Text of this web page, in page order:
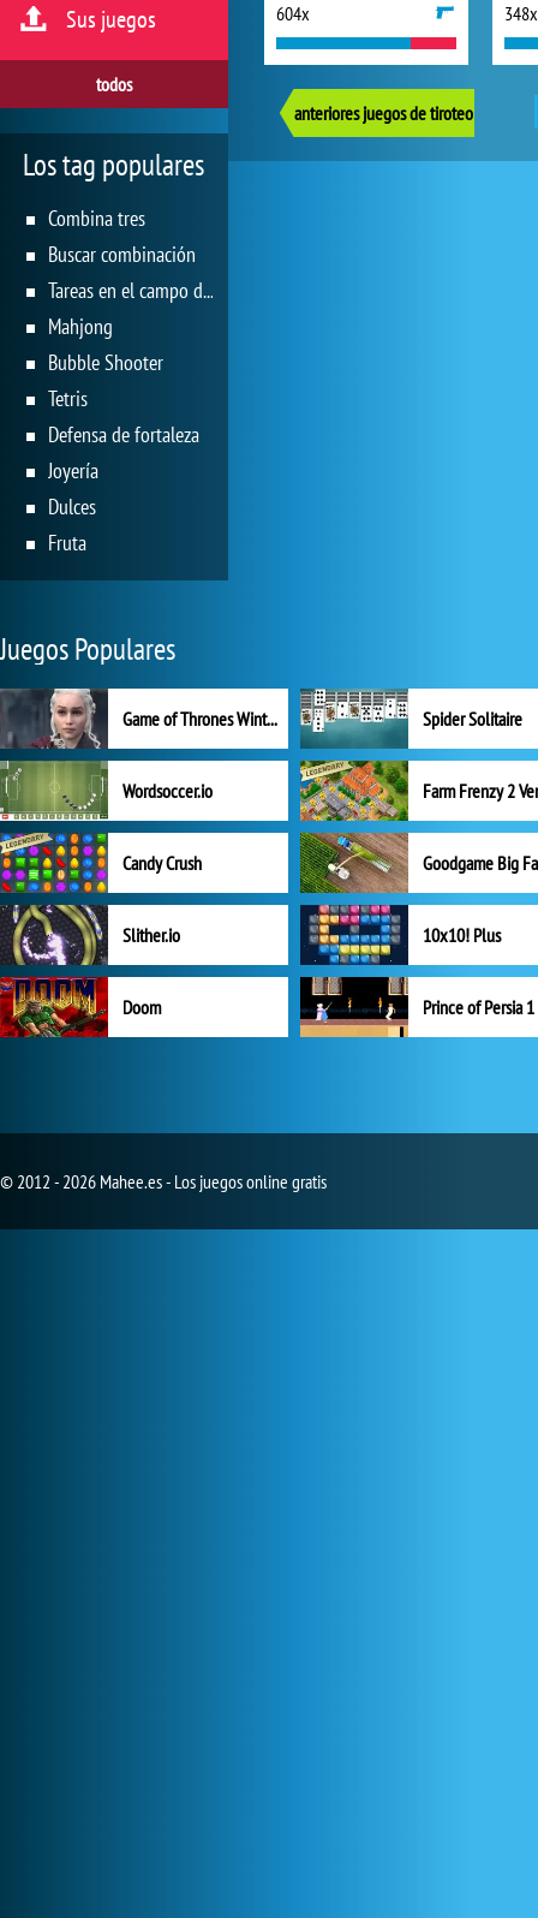
604x 348x
anteriores juegos de tiroteo
Sus juegos
todos
Los tag populares
Combina tres
Buscar combinación
Tareas en el campo de juego
Mahjong
Bubble Shooter
Tetris
Defensa de fortaleza
Joyería
Dulces
Fruta
Juegos Populares
Game of Thrones Winter is Coming Spider Solitaire
Wordsoccer.io
Candy Crush Goodgame Big
Slither.io 10x10! Plus
Doom Prince of Persia 1
© 2012 - 2026 Mahee.es - Los juegos online gratis